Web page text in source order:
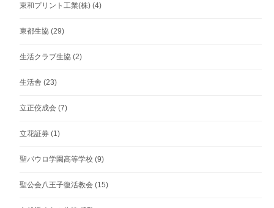
東和プリント工業(株) (4)
東都生協 (29)
生活クラブ生協 (2)
生活舎 (23)
立正佼成会 (7)
立花証券 (1)
聖パウロ学園高等学校 (9)
聖公会八王子復活教会 (15)